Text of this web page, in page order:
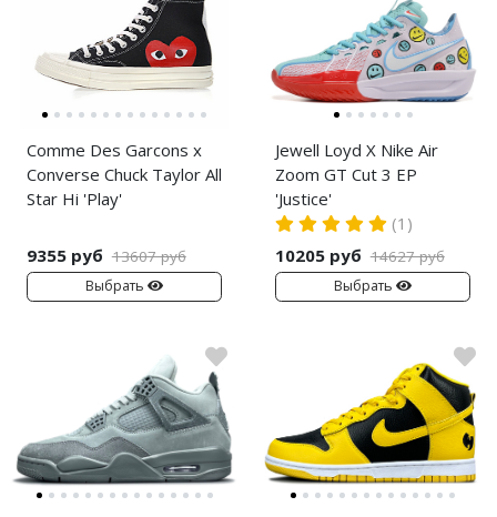
Comme Des Garcons x
Converse Chuck Taylor All
Star Hi 'Play'
9355 руб 13607 руб
Выбрать
Jewell Loyd X Nike Air
Zoom GT Cut 3 EP
'Justice'
(1)
10205 руб 14627 руб
Выбрать